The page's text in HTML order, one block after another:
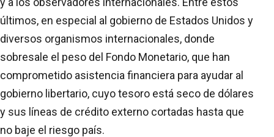
últimos, en especial al gobierno de Estados Unidos y
diversos organismos internacionales, donde
sobresale el peso del Fondo Monetario, que han
comprometido asistencia financiera para ayudar al
gobierno libertario, cuyo tesoro está seco de dólares
y sus líneas de crédito externo cortadas hasta que
no baje el riesgo país.